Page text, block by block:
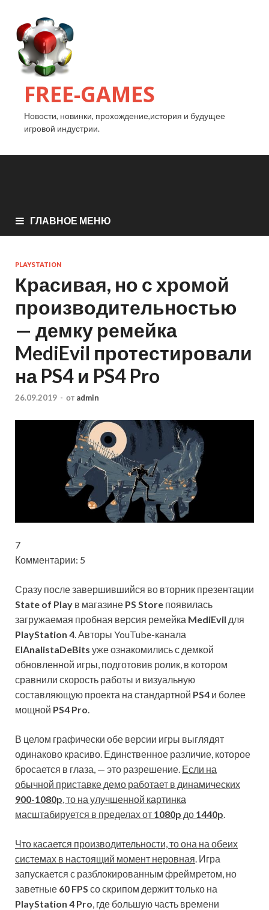
FREE-GAMES
Новости, новинки, прохождение,история и будущее
игровой индустрии.
ГЛАВНОЕ МЕНЮ
PLAYSTATION
Красивая, но с хромой
производительностью
— демку ремейка
MediEvil протестировали
на PS4 и PS4 Pro
26.09.2019 - от admin
7
Комментарии: 5
Сразу после завершившийся во вторник презентации
State of Play в магазине PS Store появилась
загружаемая пробная версия ремейка MediEvil для
PlayStation 4 . Авторы YouTube-канала
ElAnalistaDeBits уже ознакомились с демкой
обновленной игры, подготовив ролик, в котором
сравнили скорость работы и визуальную
составляющую проекта на стандартной PS4 и более
мощной PS4 Pro
В целом графически обе версии игры выглядят
одинаково красиво. Единственное различие, которое
бросается в глаза, — это разрешение. Если на
обычной приставке демо работает в динамических
900-1080p , то на улучшенной картинка
масштабируется в пределах от 1080p до 1440p
Что касается производительности, то она на обеих
системах в настоящий момент неровная . Игра
запускается с разблокированным фреймретом, но
заветные 60 FPS со скрипом держит только на
PlayStation 4 Pro , где большую часть времени